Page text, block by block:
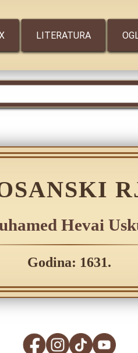
LITERATURA
Hevai
Godina: 1631.